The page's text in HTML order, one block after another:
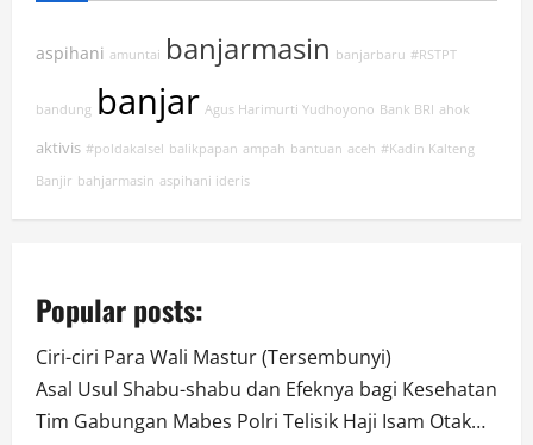
aspihani amuntai banjarmasin banjarbaru #RSTPT
bandung banjar Agus Harimurti Yudhoyono Bank BRI ahok
aktivis #poldakalsel balikpapan ampah bantuan aceh #Kadin Kalteng
Banjir bahjarmasin aspihani ideris
Popular posts:
Ciri-ciri Para Wali Mastur (Tersembunyi)
Asal Usul Shabu-shabu dan Efeknya bagi Kesehatan
Tim Gabungan Mabes Polri Telisik Haji Isam Otak…